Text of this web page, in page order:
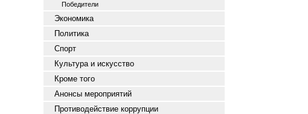
Победители
Экономика
Политика
Спорт
Культура и искусство
Кроме того
Анонсы мероприятий
Противодействие коррупции